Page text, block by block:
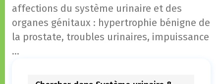
affections du système urinaire et des
organes génitaux : hypertrophie bénigne de
la prostate, troubles urinaires, impuissance
…